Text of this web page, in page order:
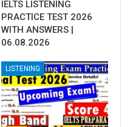
IELTS LISTENING
PRACTICE TEST 2026
WITH ANSWERS |
06.08.2026
LISTENING